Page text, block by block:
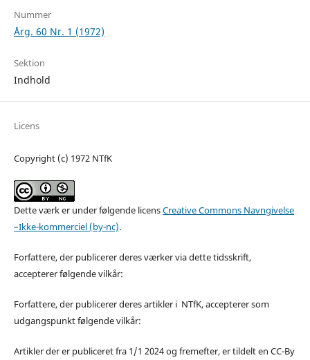
Nummer
Årg. 60 Nr. 1 (1972)
Sektion
Indhold
Licens
Copyright (c) 1972 NTfK
Dette værk er under følgende licensCreative Commons Navngivelse
–Ikke-kommerciel (by-nc).
Forfattere, der publicerer deres værker via dette tidsskrift,
accepterer følgende vilkår:
Forfattere, der publicerer deres artikler i NTfK, accepterer som
udgangspunkt følgende vilkår:
Artikler der er publiceret fra 1/1 2024 og fremefter, er tildelt en CC-By